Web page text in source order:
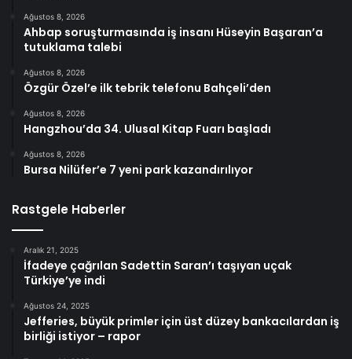
Ağustos 8, 2026
Ahbap soruşturmasında iş insanı Hüseyin Başaran’a
tutuklama talebi
Ağustos 8, 2026
Özgür Özel’e ilk tebrik telefonu Bahçeli’den
Ağustos 8, 2026
Hangzhou’da 34. Ulusal Kitap Fuarı başladı
Ağustos 8, 2026
Bursa Nilüfer’e 7 yeni park kazandırılıyor
Rastgele Haberler
Aralık 21, 2025
İfadeye çağrılan Sadettin Saran’ı taşıyan uçak
Türkiye’ye indi
Ağustos 24, 2025
Jefferies, büyük primler için üst düzey bankacılardan iş
birliği istiyor – rapor